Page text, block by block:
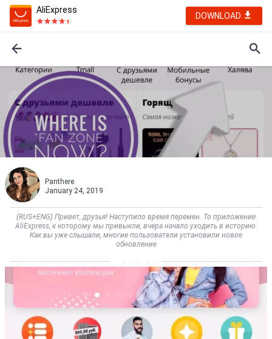
AliExpress
DOWNLOAD
Panthere
January 24, 2019
(RUS+ENG) Привет, друзья! Наступило время перемен. То приложение
AliExpress, к которому мы привыкли, вчера начало уходить в историю.
Как вы уже слышали, многие пользователи установили новое
обновление